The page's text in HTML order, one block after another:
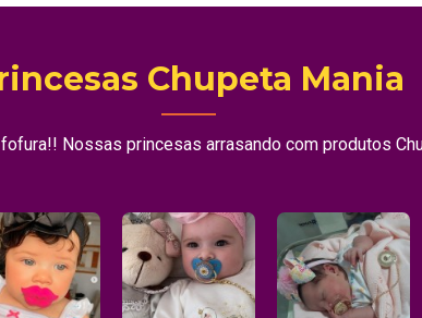
Chupeta Mania
fofura!! Nossas princesas arrasando com produtos